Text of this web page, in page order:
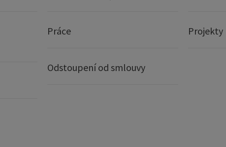
Práce Projekty
Odstoupení od smlouvy